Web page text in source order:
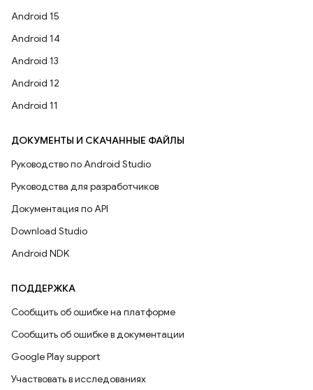
Android 15
Android 14
Android 13
Android 12
Android 11
ДОКУМЕНТЫ И СКАЧАННЫЕ ФАЙЛЫ
Руководство по Android Studio
Руководства для разработчиков
Документация по API
Download Studio
Android NDK
ПОДДЕРЖКА
Сообщить об ошибке на платформе
Сообщить об ошибке в документации
Google Play support
Участвовать в исследованиях